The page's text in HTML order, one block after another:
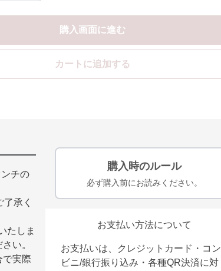
購入画面に進む
カートに追加する
チの
承く
たしま
い。
実際
購入時のルール
必ず購入前にお読みください。
お支払い方法について
お支払いは、クレジットカード・コン
ビニ/銀行振り込み・各種QR決済に対